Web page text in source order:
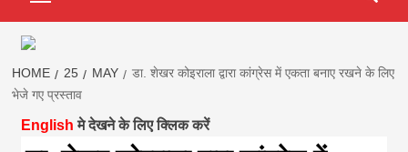
first hindi
HOME 25 MAY
डा. शेखर कोइराला द्वारा कांग्रेस में एकता बनाए रखने के लिए
भेजे गए प्रस्ताव
English मे देखने के लिए क्लिक करें